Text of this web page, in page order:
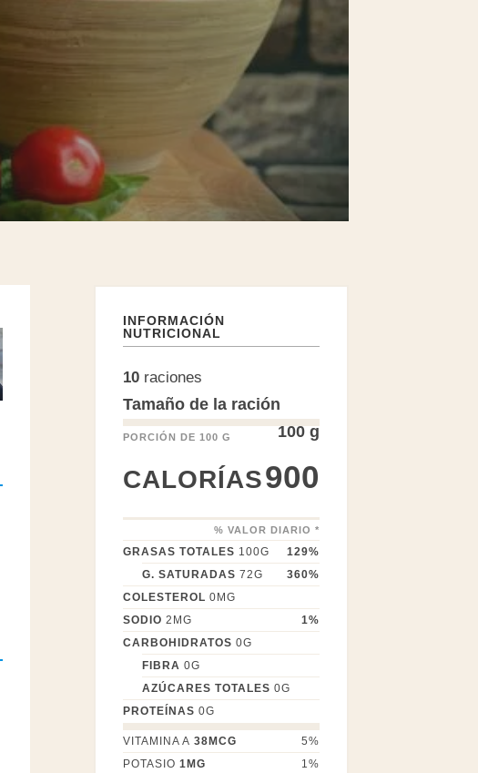
INFORMACIÓN
NUTRICIONAL
10 raciones
Tamaño de la ración
100 g
PORCIÓN DE 100 G
CALORÍAS900
% VALOR DIARIO *
GRASAS TOTALES 100G 129%
G. SATURADAS 72G 360%
COLESTEROL 0MG
SODIO 2 MG 1%
CARBOHIDRATOS 0G
FIBRA 0G
AZÚCARES TOTALES 0G
PROTEÍNAS 0G
VITAMINA A 38 MCG 5%
POTASIO 1 MG 1%